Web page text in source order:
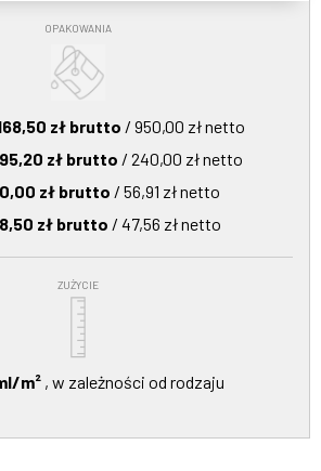
OPAKOWANIA
zł brutto / 950,00 zł netto
zł brutto / 240,00 zł netto
zł brutto / 56,91 zł netto
zł brutto / 47,56 zł netto
ZUŻYCIE
m² , w zależności od rodzaju